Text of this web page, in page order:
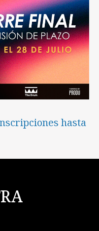
hasta